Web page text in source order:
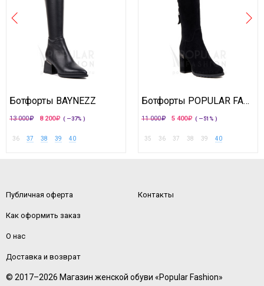
Ботфорты BAYNEZZ
13 000 8 200 ( —37% )
36 37 38 39 40
Ботфорты POPULAR FASHION
11 000 5 400 ( —51% )
35 36 37 38 39 40
Публичная оферта
Как оформить заказ
О нас
Доставка и возврат
Контакты
© 2017–2026 Магазин женской обуви «Popular Fashion»